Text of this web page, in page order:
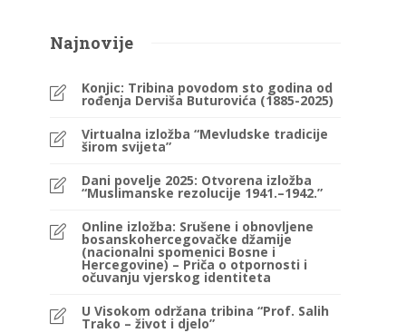
Najnovije
Konjic: Tribina povodom sto godina od
rođenja Derviša Buturovića (1885-2025)
Virtualna izložba “Mevludske tradicije
širom svijeta”
Dani povelje 2025: Otvorena izložba
“Muslimanske rezolucije 1941.–1942.”
Online izložba: Srušene i obnovljene
bosanskohercegovačke džamije
(nacionalni spomenici Bosne i
Hercegovine) – Priča o otpornosti i
očuvanju vjerskog identiteta
U Visokom održana tribina “Prof. Salih
Trako – život i djelo”